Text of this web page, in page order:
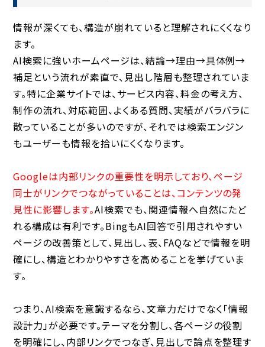
情報が深くても、構造が崩れていると理解されにくくなり
ます。
AI検索に強いホームページは、結論→理由→具体例→
補足という流れが素直で、見出し階層も整理されていま
す。特に企業サイトでは、サービス内容、料金の考え方、
制作の流れ、対応範囲、よくある質問、実績がバラバラに
散っていることが多いのですが、それでは検索エンジン
もユーザーも情報を拾いにくくなります。
Googleは内部リンクの重要性を明示しており、ページ
同士がリンクでつながっていることは、コンテンツの発
見性に影響します。AI検索でも、関連情報へ自然にたど
れる構成は有利です。BingもAI回答で引用されやすい
ページの改善策として、見出し、表、FAQなどで情報を明
確にし、構造とわかりやすさを高めることを挙げていま
す。
つまり、AI検索を意識するなら、文章力だけでなく「情報
設計力」が必要です。テーマを分割し、各ページの役割
を明確にし、内部リンクでつなぎ、見出しで論点を整理す